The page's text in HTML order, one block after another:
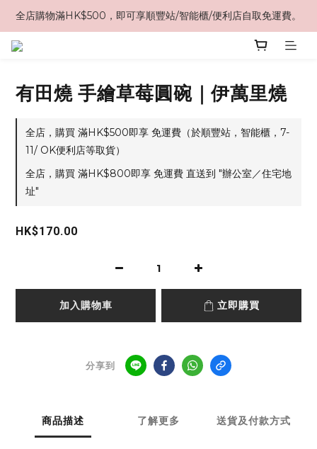
全店購物滿HK$500，即可享順豐站/智能櫃/便利店自取免運費。
有田燒 手繪草莓圓碗｜伊萬里燒
全店，購買 滿HK$500即享 免運費（於順豐站，智能櫃，7-
11/ OK便利店等取貨）
全店，購買 滿HK$800即享 免運費 直送到 "辦公室／住宅地
址"
HK$170.00
加入購物車 立即購買
分享到
商品描述 了解更多 送貨及付款方式